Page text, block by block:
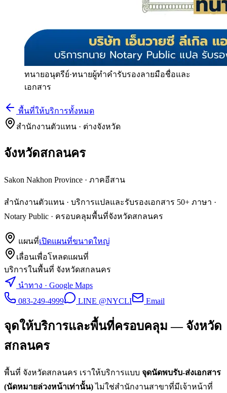
ทนายอนุตรีย์·ทนายผู้ทำคำรับรองลายมือชื่อและ
เอกสาร
พื้นที่ให้บริการทั้งหมด
สำนักงานตัวแทน · ต่างจังหวัด
จังหวัดสกลนคร
Sakon Nakhon Province · ภาคอีสาน
สำนักงานตัวแทน · บริการแปลและรับรองเอกสาร 50+ ภาษา ·
Notary Public · ครอบคลุมพื้นที่จังหวัดสกลนคร
แผนที่เปิดแผนที่ขนาดใหญ่
เลื่อนเพื่อโหลดแผนที่
บริการในพื้นที่ จังหวัดสกลนคร
นำทาง · Google Maps
083-249-4999
LINE @NYCLI Email
จุดให้บริการและพื้นที่ครอบคลุม — จังหวัด
สกลนคร
พื้นที่ จังหวัดสกลนคร เราให้บริการแบบ จุดนัดพบรับ-ส่งเอกสาร
(นัดหมายล่วงหน้าเท่านั้น) ไม่ใช่สำนักงานสาขาที่มีเจ้าหน้าที่